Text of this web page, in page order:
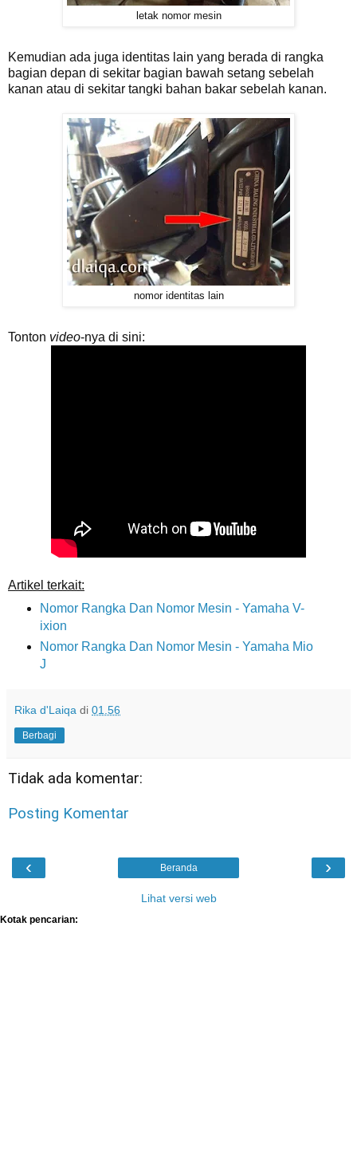
letak nomor mesin
Kemudian ada juga identitas lain yang berada di rangka
bagian depan di sekitar bagian bawah setang sebelah
kanan atau di sekitar tangki bahan bakar sebelah kanan.
nomor identitas lain
Tonton video-nya di sini:
Artikel terkait:
Nomor Rangka Dan Nomor Mesin - Yamaha V-
ixion
Nomor Rangka Dan Nomor Mesin - Yamaha Mio
J
Rika d'Laiqa di 01.56
Berbagi
Tidak ada komentar:
Posting Komentar
‹ ›
Beranda
Lihat versi web
Kotak pencarian: